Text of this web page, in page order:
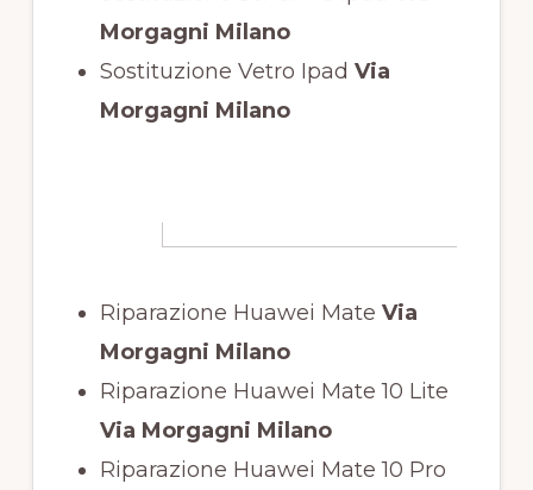
Morgagni Milano
Sostituzione Vetro Ipad Via
Morgagni Milano
Riparazione Huawei Mate Via
Morgagni Milano
Riparazione Huawei Mate 10 Lite
Via Morgagni Milano
Riparazione Huawei Mate 10 Pro